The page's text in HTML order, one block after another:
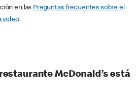
en las Preguntas frecuentes sobre el
video.
McDonald’s está